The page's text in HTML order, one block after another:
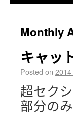
Monthly
キャッ
Posted on
超セク
部分の